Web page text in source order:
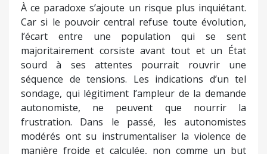
À ce paradoxe s’ajoute un risque plus inquiétant.
Car si le pouvoir central refuse toute évolution,
l’écart entre une population qui se sent
majoritairement corsiste avant tout et un État
sourd à ses attentes pourrait rouvrir une
séquence de tensions. Les indications d’un tel
sondage, qui légitiment l’ampleur de la demande
autonomiste, ne peuvent que nourrir la
frustration. Dans le passé, les autonomistes
modérés ont su instrumentaliser la violence de
manière froide et calculée, non comme un but